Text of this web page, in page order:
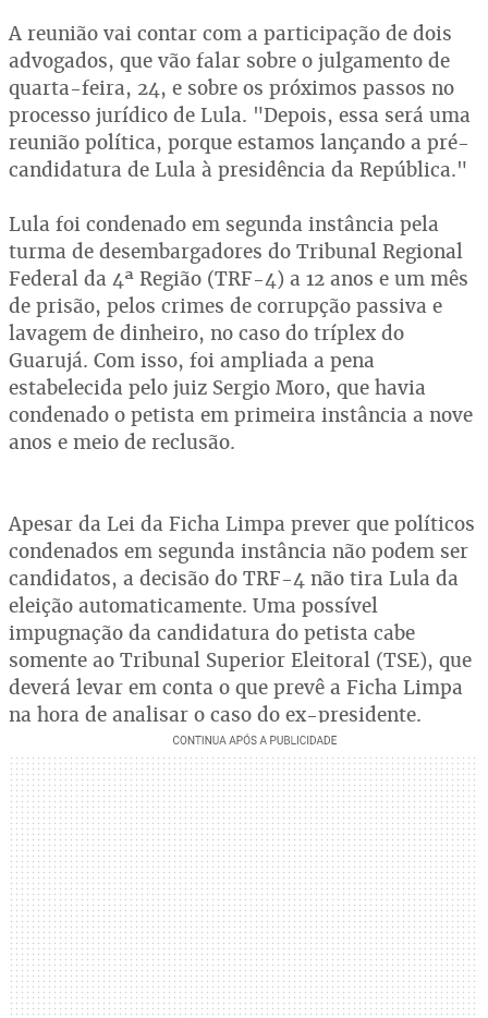
A reunião vai contar com a participação de dois
advogados, que vão falar sobre o julgamento de
quarta-feira, 24, e sobre os próximos passos no
processo jurídico de Lula. "Depois, essa será uma
reunião política, porque estamos lançando a pré-
candidatura de Lula à presidência da República."
Lula foi condenado em segunda instância pela
turma de desembargadores do Tribunal Regional
Federal da 4ª Região (TRF-4) a 12 anos e um mês
de prisão, pelos crimes de corrupção passiva e
lavagem de dinheiro, no caso do tríplex do
Guarujá. Com isso, foi ampliada a pena
estabelecida pelo juiz Sergio Moro, que havia
condenado o petista em primeira instância a nove
anos e meio de reclusão.
Apesar da Lei da Ficha Limpa prever que políticos
condenados em segunda instância não podem ser
candidatos, a decisão do TRF-4 não tira Lula da
eleição automaticamente. Uma possível
impugnação da candidatura do petista cabe
somente ao Tribunal Superior Eleitoral (TSE), que
deverá levar em conta o que prevê a Ficha Limpa
na hora de analisar o caso do ex-presidente.